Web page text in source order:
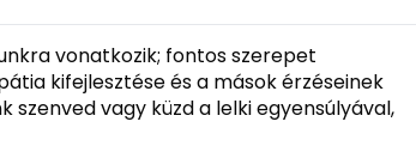
vonatkozik; fontos szerepet
kifejlesztése és a mások érzéseinek
szenved vagy küzd a lelki egyensúlyával,